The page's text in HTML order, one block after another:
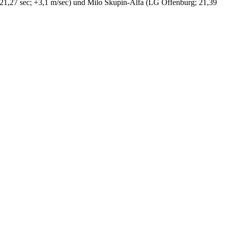
sec; +3,1 m/sec) und Milo Skupin-Alfa (LG Offenburg; 21,39